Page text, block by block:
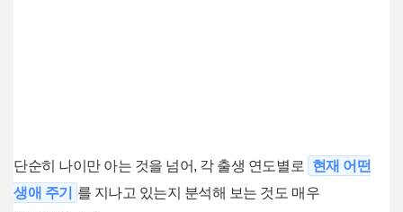
단순히 나이만 아는 것을 넘어, 각 출생 연도별로
현재 어떤
생애 주기
를 지나고 있는지 분석해 보는 것도 매우